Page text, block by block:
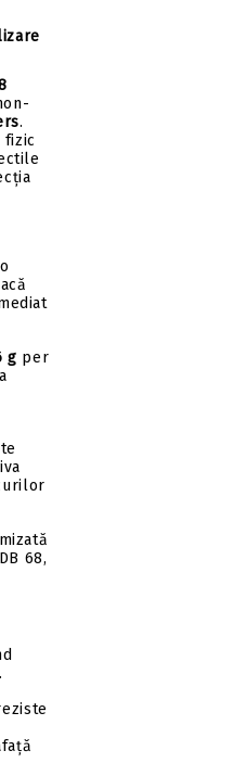
.
fizic
g per
68,